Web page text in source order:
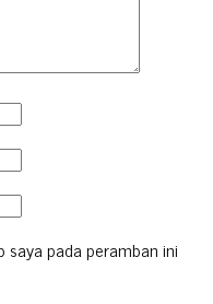
saya pada peramban ini